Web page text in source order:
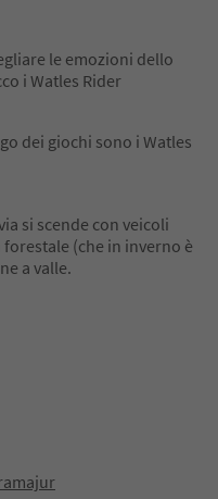
le emozioni dello
i Watles Rider
dei giochi sono i Watles
si scende con veicoli
(che in inverno è
a valle.